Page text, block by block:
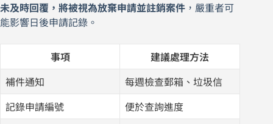
未及時回覆，將被視為放棄申請並註銷案件 ，嚴重者可
能影響日後申請記錄。
事項 建議處理方法
補件通知 每週檢查郵箱、垃圾信
記錄申請編號 便於查詢進度